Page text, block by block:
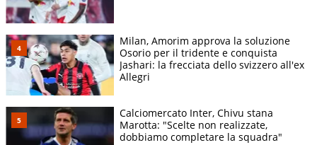
Milan, Amorim approva la soluzione
Osorio per il tridente e conquista
Jashari: la frecciata dello svizzero all'ex
Allegri
Calciomercato Inter, Chivu stana
Marotta: "Scelte non realizzate,
dobbiamo completare la squadra"